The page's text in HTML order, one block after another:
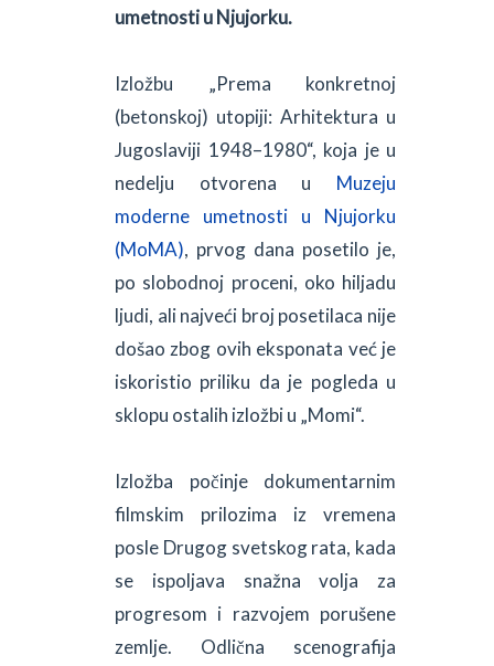
umetnosti u Njujorku.
Izložbu „Prema konkretnoj
(betonskoj) utopiji: Arhitektura u
Jugoslaviji 1948–1980“, koja je u
nedelju otvorena u Muzeju
moderne umetnosti u Njujorku
(MoMA), prvog dana posetilo je,
po slobodnoj proceni, oko hiljadu
ljudi, ali najveći broj posetilaca nije
došao zbog ovih eksponata već je
iskoristio priliku da je pogleda u
sklopu ostalih izložbi u „Momi“.
Izložba počinje dokumentarnim
filmskim prilozima iz vremena
posle Drugog svetskog rata, kada
se ispoljava snažna volja za
progresom i razvojem porušene
zemlje. Odlična scenografija